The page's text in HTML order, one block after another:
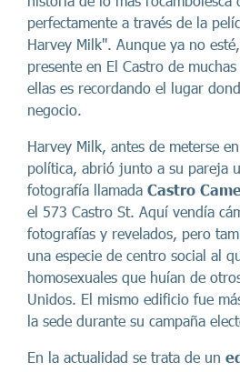
perfectamente a través de la
Harvey Milk". Aunque ya no
presente en El Castro de
ellas es recordando el lugar
negocio.
Harvey Milk, antes de meterse
política, abrió junto a su pareja
fotografía llamada Castro
el 573 Castro St. Aquí vendía
fotografías y revelados, pero
una especie de centro social al
homosexuales que huían de
Unidos. El mismo edificio fue
la sede durante su campaña
En la actualidad se trata de un